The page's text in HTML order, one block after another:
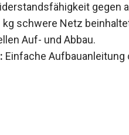
gegen
kg schwere Netz
Auf- und Abbau.
Einfache